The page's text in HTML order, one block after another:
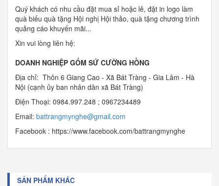
Quý khách có nhu cầu đặt mua sỉ hoặc lẻ, đặt in logo làm
quà biếu quà tặng Hội nghị Hội thảo, quà tặng chương trình
quảng cáo khuyến mãi...
Xin vui lòng liên hệ:
DOANH NGHIỆP GỐM SỨ CƯỜNG HỒNG
Địa chỉ: Thôn 6 Giang Cao - Xã Bát Tràng - Gia Lâm - Hà
Nội (cạnh ủy ban nhân dân xã Bát Tràng)
Điện Thoại: 0984.997.248 ; 0967234489
Email: battrangmynghe@gmail.com
Facebook : https://www.facebook.com/battrangmynghe
SẢN PHẨM KHÁC